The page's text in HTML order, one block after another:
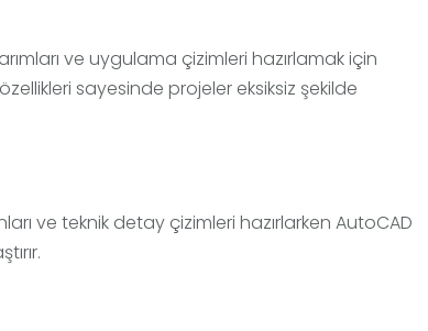
ve uygulama çizimleri hazırlamak için
sayesinde projeler eksiksiz şekilde
ve teknik detay çizimleri hazırlarken AutoCAD